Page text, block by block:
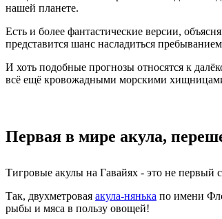
нашей планете.
Есть и более фантастические версии,
представится шанс насладиться
И хоть подобные прогнозы относятся к
всё ещё кровожадными морскими
Первая в мире акула,
Тигровые акулы на Гавайях - это не первый
Так, двухметровая акула-нянька по имени
рыбы и мяса в пользу овощей!